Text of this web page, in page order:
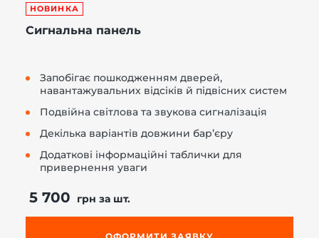
НОВИНКА
Сигнальна панель
Запобігає пошкодженням дверей,
навантажувальних відсіків й підвісних систем
Подвійна світлова та звукова сигналізація
Декілька варіантів довжини бар’єру
Додаткові інформаційні таблички для
привернення уваги
5 700 грн за шт.